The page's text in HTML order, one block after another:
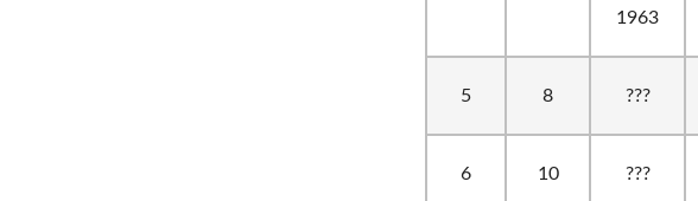
1963
5 8 ???
6 10 ???